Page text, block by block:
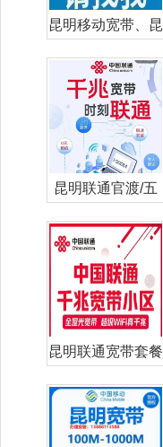
昆明移动宽带、昆
昆明联通官渡/五
昆明联通宽带套餐